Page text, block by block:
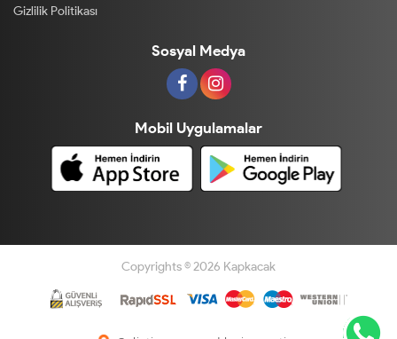
Gizlilik Politikası
Sosyal Medya
Mobil Uygulamalar
Copyrights © 2026 Kapkacak